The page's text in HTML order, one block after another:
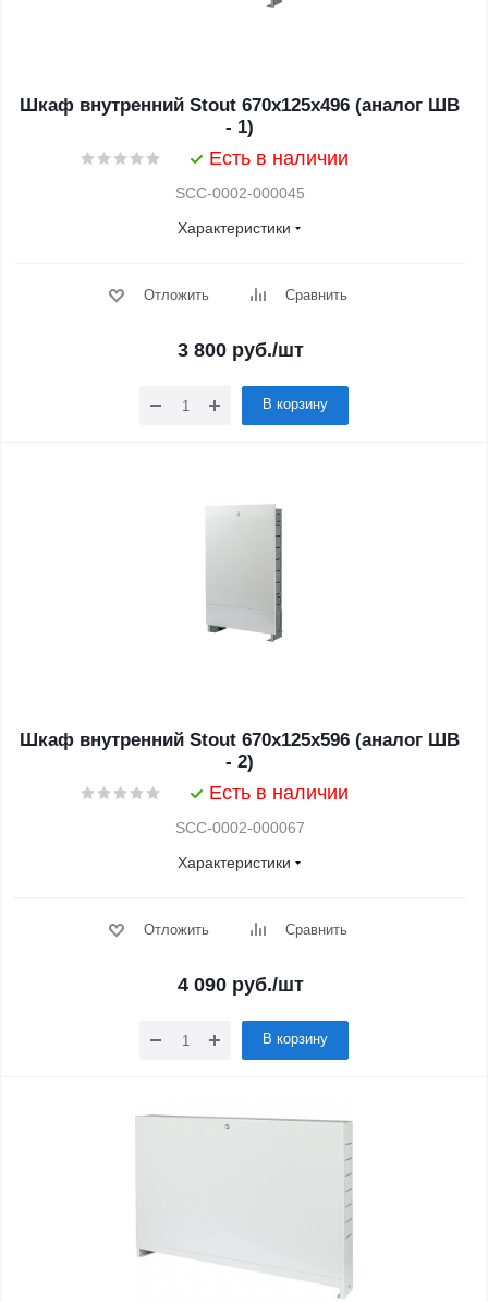
Шкаф внутренний Stout 670x125x496 (аналог ШВ
- 1)
Есть в наличии
SCC-0002-000045
Характеристики
Отложить Сравнить
3 800руб./шт
В корзину
Шкаф внутренний Stout 670x125x596 (аналог ШВ
- 2)
Есть в наличии
SCC-0002-000067
Характеристики
Отложить Сравнить
4 090руб./шт
В корзину